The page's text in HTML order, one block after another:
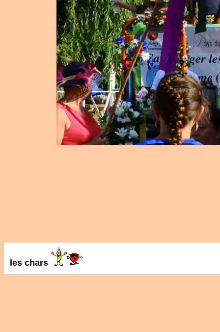
les chars